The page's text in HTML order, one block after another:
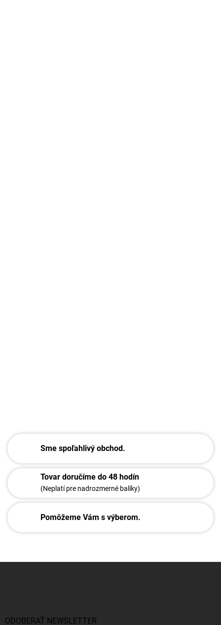
Sme spoľahlivý obchod.
Tovar doručíme do 48 hodín
(Neplatí pre nadrozmerné balíky)
Pomôžeme Vám s výberom.
ODOBERAŤ NEWSLETTER